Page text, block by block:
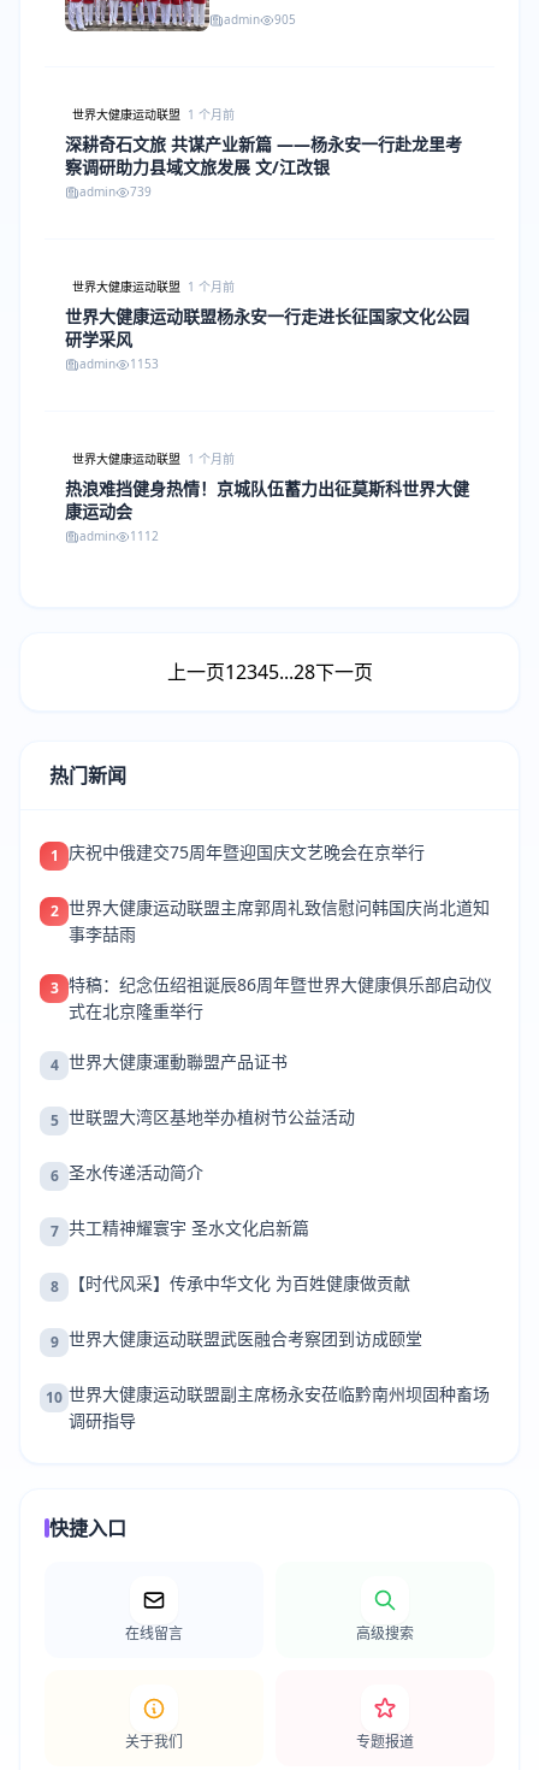
admin 905
世界大健康运动联盟 1 个月前
深耕奇石文旅 共谋产业新篇 ——杨永安一行赴龙里考
察调研助力县域文旅发展 文/江改银
admin 739
世界大健康运动联盟 1 个月前
世界大健康运动联盟杨永安一行走进长征国家文化公园
研学采风
admin 1153
世界大健康运动联盟 1 个月前
热浪难挡健身热情！京城队伍蓄力出征莫斯科世界大健
康运动会
admin 1112
上一页12345...28下一页
热门新闻
1 庆祝中俄建交75周年暨迎国庆文艺晚会在京举行
2 世界大健康运动联盟主席郭周礼致信慰问韩国庆尚北道知
事李喆雨
3 特稿：纪念伍绍祖诞辰86周年暨世界大健康俱乐部启动仪
式在北京隆重举行
4 世界大健康運動聯盟产品证书
5 世联盟大湾区基地举办植树节公益活动
6 圣水传递活动简介
7 共工精神耀寰宇 圣水文化启新篇
8 【时代风采】传承中华文化 为百姓健康做贡献
9 世界大健康运动联盟武医融合考察团到访成颐堂
10 世界大健康运动联盟副主席杨永安莅临黔南州坝固种畜场
调研指导
快捷入口
在线留言 高级搜索
关于我们 专题报道